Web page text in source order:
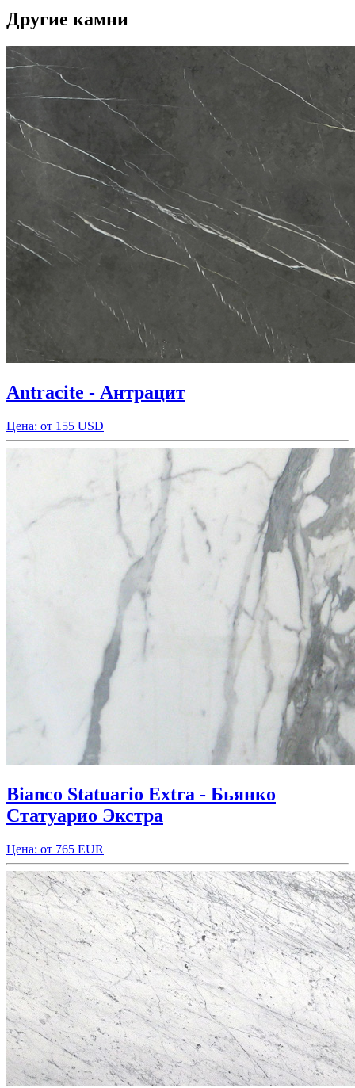
Другие камни
Antracite - Антрацит
Цена: от 155 USD
Bianco Statuario Extra - Бьянко
Статуарио Экстра
Цена: от 765 EUR